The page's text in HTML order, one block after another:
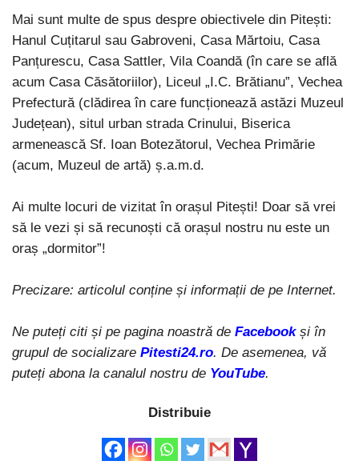
Mai sunt multe de spus despre obiectivele din Pitești:
Hanul Cuțitarul sau Gabroveni, Casa Mărtoiu, Casa
Panțurescu, Casa Sattler, Vila Coandă (în care se află
acum Casa Căsătoriilor), Liceul „I.C. Brătianu”, Vechea
Prefectură (clădirea în care funcționează astăzi Muzeul
Județean), situl urban strada Crinului, Biserica
armenească Sf. Ioan Botezătorul, Vechea Primărie
(acum, Muzeul de artă) ș.a.m.d.
Ai multe locuri de vizitat în orașul Pitești! Doar să vrei
să le vezi și să recunoști că orașul nostru nu este un
oraș „dormitor”!
Precizare: articolul conține și informații de pe Internet.
Ne puteți citi și pe pagina noastră de Facebook și în
grupul de socializare Pitesti24.ro. De asemenea, vă
puteți abona la canalul nostru de YouTube.
Distribuie